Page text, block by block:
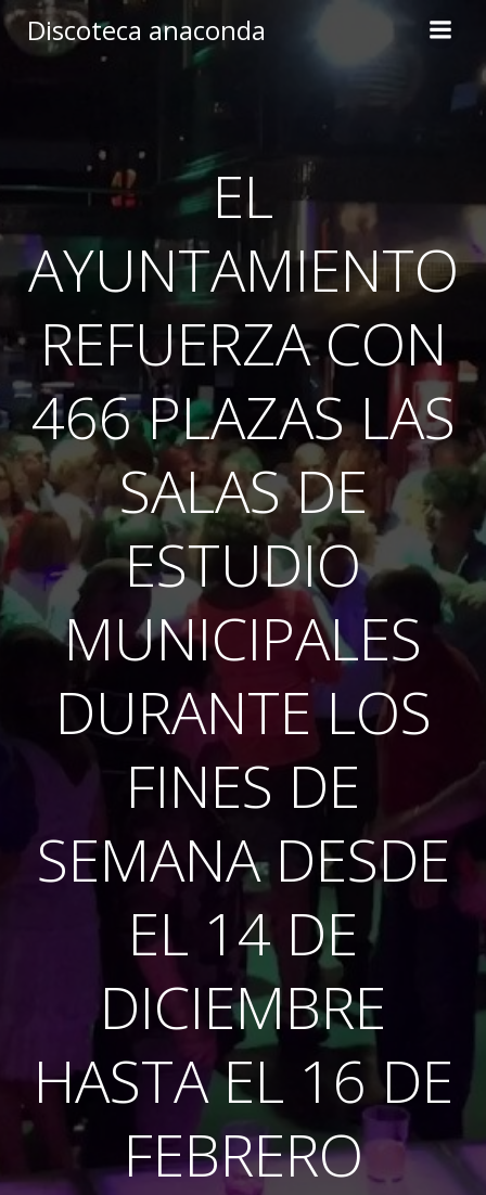
to
Discoteca anaconda
EL
AYUNTAMIENTO
REFUERZA CON
466 PLAZAS LAS
SALAS DE
ESTUDIO
MUNICIPALES
DURANTE LOS
FINES DE
SEMANA DESDE
EL 14 DE
DICIEMBRE
HASTA EL 16 DE
FEBRERO